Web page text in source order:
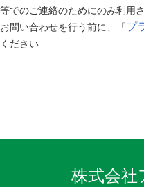
等でのご連絡のためにのみ利用
お問い合わせを行う前に、「プ
ください
株式会社